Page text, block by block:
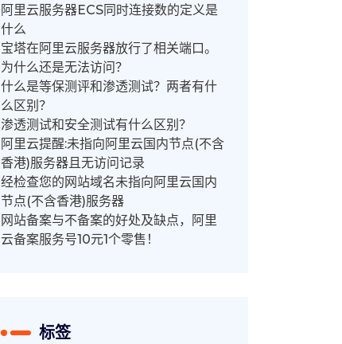
阿里云服务器ECS同时连接数的定义是
什么
宝塔在阿里云服务器放行了相关端口。
为什么还是无法访问？
什么是等保测评和渗透测试？两者有什
么区别？
渗透测试和安全测试有什么区别？
阿里云提醒:未指向阿里云国内节点(不含
香港)服务器且无访问记录
经检查您的网站域名未指向阿里云国内
节点(不含香港)服务器
网站备案与不备案的好处及缺点，阿里
云备案服务号10元1个零售！
标签